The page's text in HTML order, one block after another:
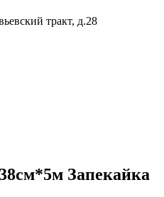
тракт, д.28
Запекайка